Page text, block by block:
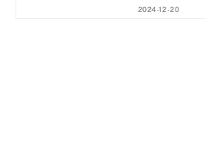
2024-12-20